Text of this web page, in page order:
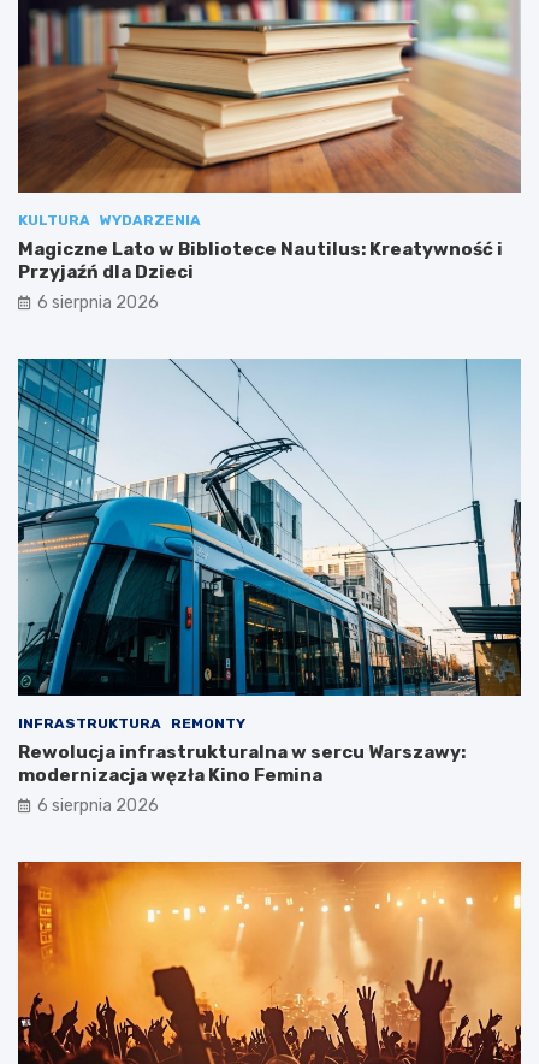
KULTURA WYDARZENIA
Magiczne Lato w Bibliotece Nautilus: Kreatywność i
Przyjaźń dla Dzieci
6 sierpnia 2026
INFRASTRUKTURA REMONTY
Rewolucja infrastrukturalna w sercu Warszawy:
modernizacja węzła Kino Femina
6 sierpnia 2026